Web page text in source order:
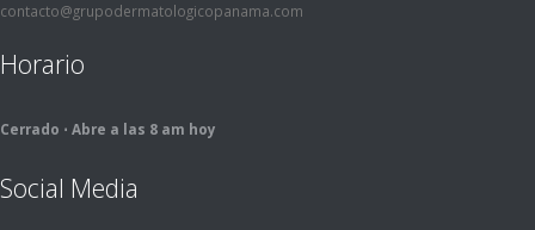
contacto@grupodermatologicopanama.com
Horario
Cerrado ⋅ Abre a las 8 am hoy
Social Media